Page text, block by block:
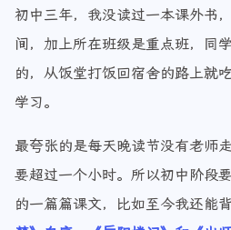
初中三年，我没读过一本课外书
间，加上所在班级是重点班，同
的，从饭堂打饭回宿舍的路上就
学习。
最夸张的是每天晚读节没有老师
要超过一个小时。所以初中阶段
的一篇篇课文，比如至今我还能